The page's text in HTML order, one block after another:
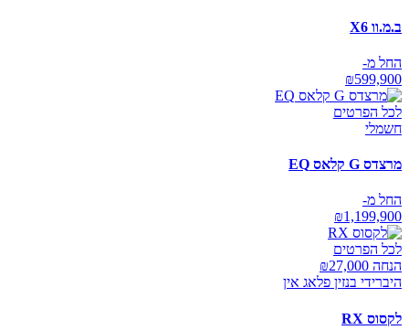
ב.מ.וו X6
החל מ-
₪599,900
לכל הפרטים
חשמלי
מרצדס G קלאס EQ
החל מ-
₪1,199,900
לכל הפרטים
הנחה ₪ 27,000
היברידי בנזין פלאג אין
לקסוס RX